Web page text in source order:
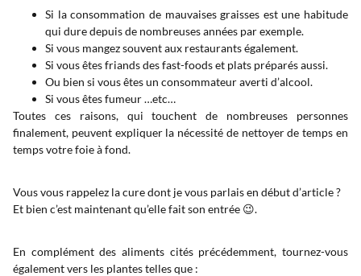
Si la consommation de mauvaises graisses est une habitude
qui dure depuis de nombreuses années par exemple.
Si vous mangez souvent aux restaurants également.
Si vous êtes friands des fast-foods et plats préparés aussi.
Ou bien si vous êtes un consommateur averti d’alcool.
Si vous êtes fumeur …etc…
Toutes ces raisons, qui touchent de nombreuses personnes
finalement, peuvent expliquer la nécessité de nettoyer de temps en
temps votre foie à fond.
Vous vous rappelez la cure dont je vous parlais en début d’article ?
Et bien c’est maintenant qu’elle fait son entrée 😉.
En complément des aliments cités précédemment, tournez-vous
également vers les plantes telles que :